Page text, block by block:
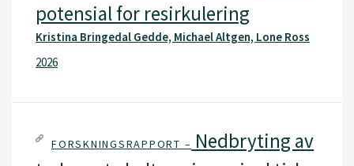
potensial for resirkulering
Kristina Bringedal Gedde, Michael Altgen, Lone Ross
2026
FORSKNINGSRAPPORT – Nedbryting av